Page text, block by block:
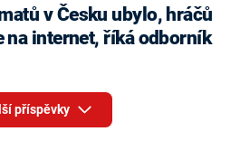
internet, říká odborník
příspěvky